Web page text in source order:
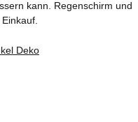
kann. Regenschirm und